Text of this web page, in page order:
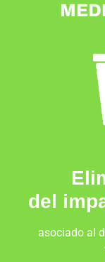
del
asociado al